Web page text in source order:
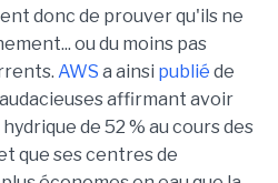
donc de prouver qu'ils ne
ou du moins pas
AWS a ainsi publié de
affirmant avoir
de 52 % au cours des
que ses centres de